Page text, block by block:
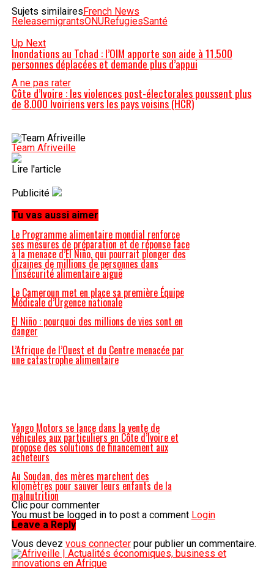
Sujets similairesFrench News
ReleasemigrantsONURefugiesSanté
Up Next
Inondations au Tchad : l’OIM apporte son aide à 11.500
personnes déplacées et demande plus d’appui
A ne pas rater
Côte d’Ivoire : les violences post-électorales poussent plus
de 8.000 Ivoiriens vers les pays voisins (HCR)
Team Afriveille
Lire l'article
Publicité
Tu vas aussi aimer
Le Programme alimentaire mondial renforce
ses mesures de préparation et de réponse face
à la menace d’El Niño, qui pourrait plonger des
dizaines de millions de personnes dans
l’insécurité alimentaire aiguë
Le Cameroun met en place sa première Équipe
Médicale d’Urgence nationale
El Niño : pourquoi des millions de vies sont en
danger
L’Afrique de l’Ouest et du Centre menacée par
une catastrophe alimentaire
Yango Motors se lance dans la vente de
véhicules aux particuliers en Côte d’Ivoire et
propose des solutions de financement aux
acheteurs
Au Soudan, des mères marchent des
kilomètres pour sauver leurs enfants de la
malnutrition
Clic pour commenter
You must be logged in to post a comment Login
Leave a Reply
Vous devez vous connecterpour publier un commentaire.